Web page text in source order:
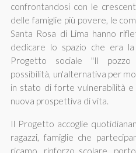
confrontandosi con le
delle famiglie più povere, le
Santa Rosa di Lima hanno
dedicare lo spazio che era
Progetto sociale "Il pozzo
possibilità, un'alternativa per
in stato di forte vulnerabilità e
nuova prospettiva di vita.
Il Progetto accoglie
ragazzi, famiglie che
ricamo, rinforzo scolare,